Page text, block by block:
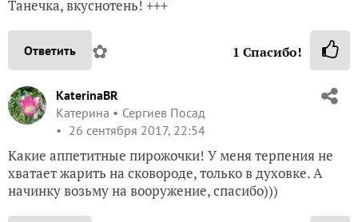
Танечка, вкуснотень! +++
Ответить ✿ 1 Спасибо!
KaterinaBR
Катерина
Сергиев Посад
26 сентября 2017, 22:54
Какие аппетитные пирожочки! У меня терпения не
хватает жарить на сковороде, только в духовке. А
начинку возьму на вооружение, спасибо)))